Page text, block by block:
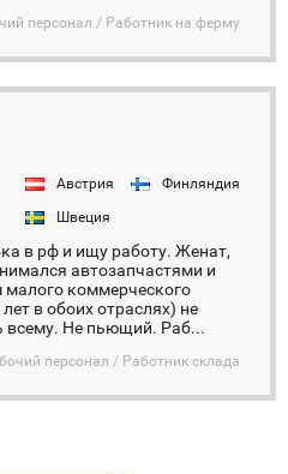
персонал / Работник на ферму
Австрия
Финляндия
Швеция
в рф и ищу работу. Женат,
автозапчастями и
малого коммерческого
в обоих отраслях) не
всему. Не пьющий. Раб...
персонал / Работник склада